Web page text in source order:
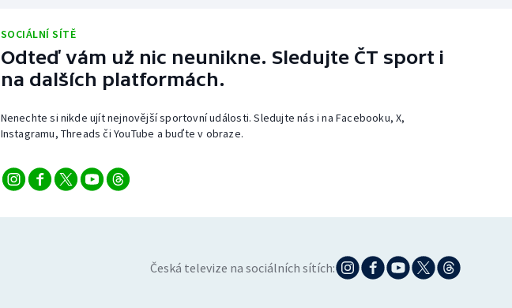
SOCIÁLNÍ SÍTĚ
Odteď vám už nic neunikne. Sledujte ČT sport i
na dalších platformách.
Nenechte si nikde ujít nejnovější sportovní události. Sledujte nás i na Facebooku, X,
Instagramu, Threads či YouTube a buďte v obraze.
Česká televize na sociálních sítích: